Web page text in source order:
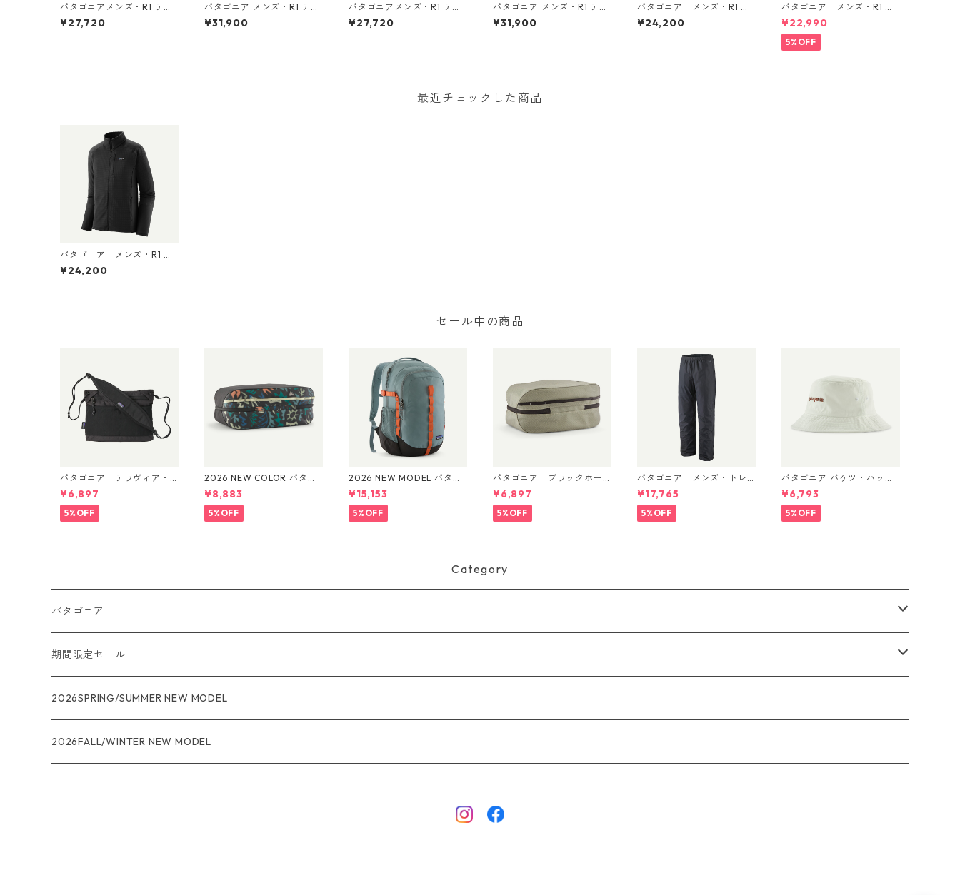
パタゴニアメンズ・R1 テッ
クフェイス・ジャケット 835
82 Black
¥27,720
パタゴニア メンズ・R1 テッ
クフェイス・フーディ 8357
9 Black
¥31,900
パタゴニアメンズ・R1 テッ
クフェイス・ジャケット 835
82 Forge Grey
¥27,720
パタゴニア メンズ・R1 テッ
クフェイス・フーディ 8357
9 Forge Grey
¥31,900
パタゴニア メンズ・R1 ジ
ャケット (カラー Aquatic
Blue) Patagonia Men's R1®
¥24,200
パタゴニア メンズ・R1 ジ
ャケット (カラー Coal Or
ange) Patagonia Men's R1
® Fleece Jacket 日本正規
品 製品番号 40129
¥22,990
5%OFF
最近チェックした商品
パタゴニア メンズ・R1 ジ
ャケット (カラー Black) P
atagonia Men's R1® Fleec
¥24,200
セール中の商品
パタゴニア テラヴィア・
サコッシュ 3L (カラー Bla
ck) Patagonia Terravia Sa
coche Bag 3L 日本正規品
製品番号 48835
¥6,897
5%OFF
2026 NEW COLOR パタゴ
ニア ブラックホール・キ
ューブ 14L (カラー Kaleid
o: Black) Patagonia Black
Hole® Cube 14L 日本正規
¥8,883
5%OFF
2026 NEW MODEL パタゴ
ニア レフュジオ・デイパ
ック 26L Blue Sage 47914
Patagonia Refugio Daypa
ck 26L 日本正規品
¥15,153
5%OFF
パタゴニア ブラックホー
ル・キューブ 6L (カラー
Weathered Stone) Patago
nia Black Hole® Cube 6L
日本正規品 製品番号 4936
¥6,897
5%OFF
パタゴニア メンズ・トレ
ントシェル 3L・レイン・パ
ンツ（ショート） (カラー
Black) Patagonia Men's To
rrentshell 3L Rain Pants -
¥17,765
5%OFF
パタゴニア バケツ・ハッ
ト 33595 Text Logo: Bir
ch White
¥6,793
5%OFF
Category
パタゴニア
メンズ
R1
R1エア
ウィメンズ
R1
ジャケット・アウター
期間限定セール
★★★
レインウェアー
2026SPRING/SUMMER NEW MODEL
2026FALL/WINTER NEW MODEL